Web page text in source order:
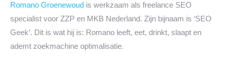
Romano Groenewoud is werkzaam als freelance SEO
specialist voor ZZP en MKB Nederland. Zijn bijnaam is ‘SEO
Geek’. Dit is wat hij is: Romano leeft, eet, drinkt, slaapt en
ademt zoekmachine optimalisatie.